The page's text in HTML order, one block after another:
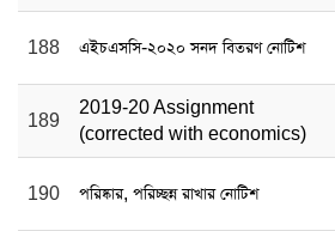
188 এইচএসসি-২০২০ সনদ বিতরণ নোটিশ
189
2019-20 Assignment
(corrected with economics)
190 পরিষ্কার, পরিচ্ছন্ন রাখার নোটিশ